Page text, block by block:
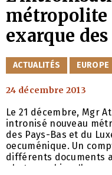
métropolite
exarque
CATÉGORIES
ACTUALITÉS EUROPE
24 décembre 2013
Le 21 décembre, Mgr
intronisé nouveau
des Pays-Bas et du
oecuménique. Un
différents documents
photographies. Il